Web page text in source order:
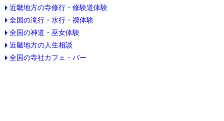
近畿地方の寺修行・修験道体験
全国の滝行・水行・禊体験
全国の神道・巫女体験
近畿地方の人生相談
全国の寺社カフェ・バー